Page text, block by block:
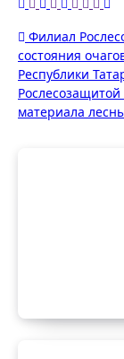
по
записям
Филиал
состояния
Республики
материала